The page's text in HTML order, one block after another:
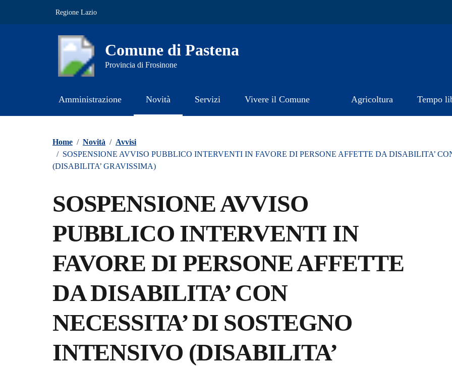
Regione Lazio
Comune di Pastena
Provincia di Frosinone
Amministrazione Novità Servizi Vivere il Comune Agricoltura Tempo
Home / Novità / Avvisi
/ SOSPENSIONE AVVISO PUBBLICO INTERVENTI IN FAVORE DI PERSONE AFFETTE DA DISABILITA’
(DISABILITA’ GRAVISSIMA)
SOSPENSIONE AVVISO
PUBBLICO INTERVENTI IN
FAVORE DI PERSONE AFFETTE
DA DISABILITA’ CON
NECESSITA’ DI SOSTEGNO
INTENSIVO (DISABILITA’